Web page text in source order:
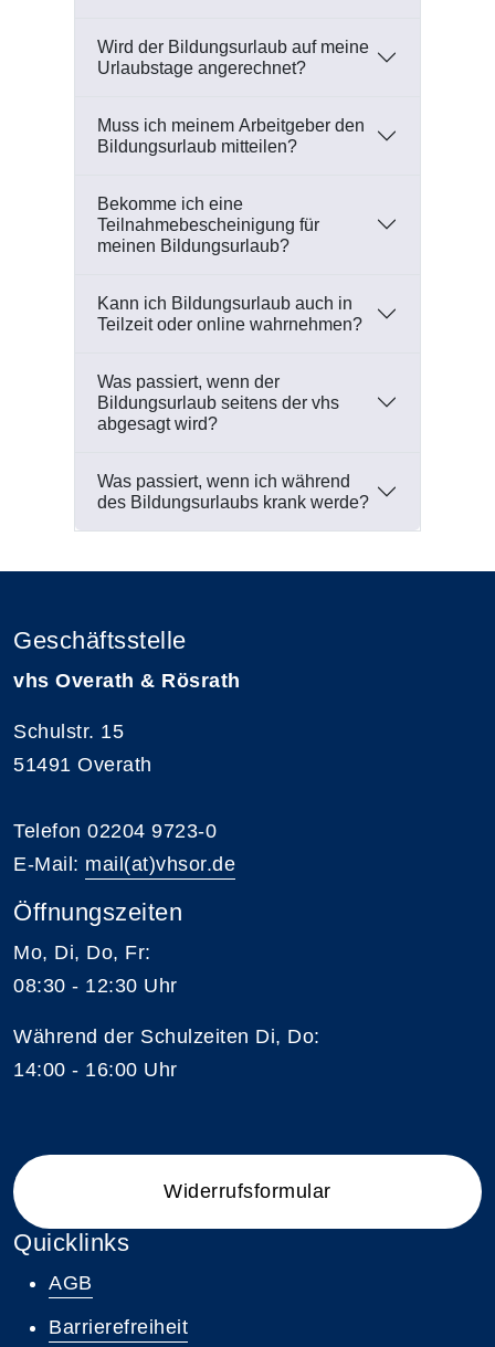
Wird der Bildungsurlaub auf meine
Urlaubstage angerechnet?
Muss ich meinem Arbeitgeber den
Bildungsurlaub mitteilen?
Bekomme ich eine
Teilnahmebescheinigung für
meinen Bildungsurlaub?
Kann ich Bildungsurlaub auch in
Teilzeit oder online wahrnehmen?
Was passiert, wenn der
Bildungsurlaub seitens der vhs
abgesagt wird?
Was passiert, wenn ich während
des Bildungsurlaubs krank werde?
Geschäftsstelle
vhs Overath & Rösrath
Schulstr. 15
51491 Overath
Telefon 02204 9723-0
E-Mail: mail(at)vhsor.de
Öffnungszeiten
Mo, Di, Do, Fr:
08:30 - 12:30 Uhr
Während der Schulzeiten Di, Do:
14:00 - 16:00 Uhr
Widerrufsformular
Quicklinks
AGB
Barrierefreiheit